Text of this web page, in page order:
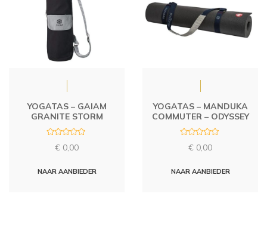
YOGATAS – GAIAM
GRANITE STORM
d
€ 0,00
NAAR AANBIEDER
YOGATAS – MANDUKA
COMMUTER – ODYSSEY
d
€ 0,00
NAAR AANBIEDER